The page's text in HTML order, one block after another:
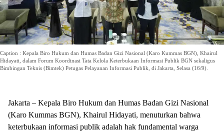
Caption : Kepala Biro Hukum dan Humas Badan Gizi Nasional (Karo Kummas BGN), Khairul
Hidayati, dalam Forum Koordinasi Tata Kelola Keterbukaan Informasi Publik BGN sekaligus
Bimbingan Teknis (Bimtek) Petugas Pelayanan Informasi Publik, di Jakarta, Selasa (16/9).
Jakarta – Kepala Biro Hukum dan Humas Badan Gizi Nasional
(Karo Kummas BGN), Khairul Hidayati, menuturkan bahwa
keterbukaan informasi publik adalah hak fundamental warga